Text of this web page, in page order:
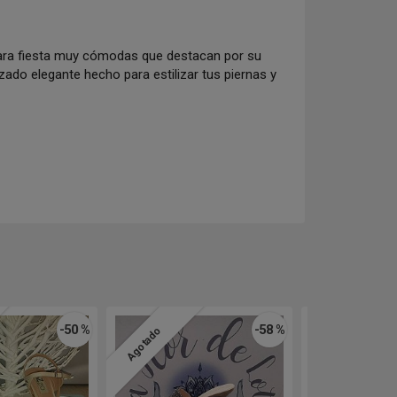
fiesta muy cómodas que destacan por su
elegante hecho para estilizar tus piernas y
-50 % Agotado -58 %